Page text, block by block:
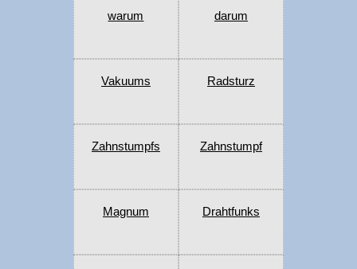
warum darum
Vakuums Radsturz
Zahnstumpfs Zahnstumpf
Magnum Drahtfunks